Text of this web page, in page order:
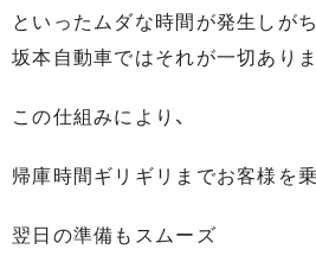
といったムダな時間が発生しがち
坂本自動車ではそれが一切ありま
この仕組みにより、
帰庫時間ギリギリまでお客様を
翌日の準備もスムーズ